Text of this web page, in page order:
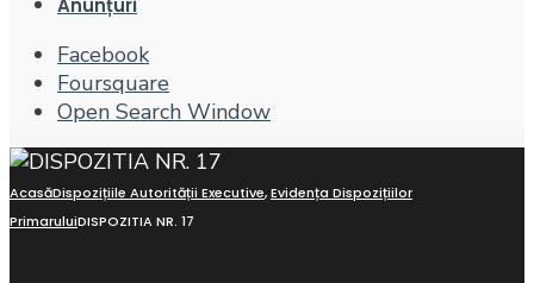
Anunțuri
Facebook
Foursquare
Open Search Window
AcasăDispozițiile Autorității Executive,Evidența Dispozițiilor
PrimaruluiDISPOZITIA NR. 17